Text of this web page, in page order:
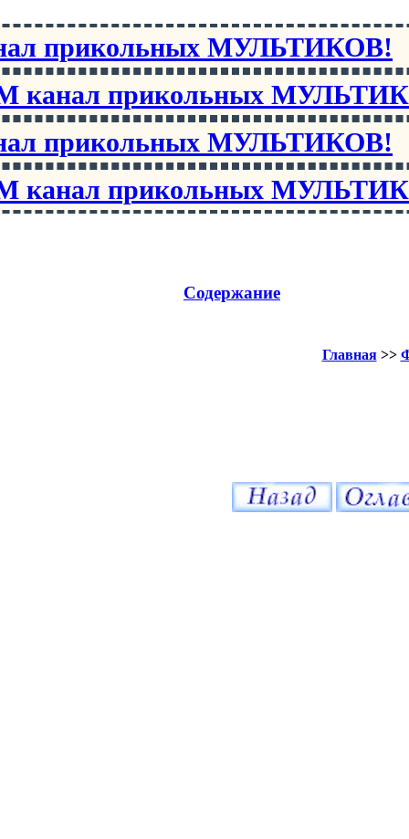
прикольных МУЛЬТИКОВ!
канал прикольных
прикольных МУЛЬТИКОВ!
канал прикольных
Содержание
Главная>>